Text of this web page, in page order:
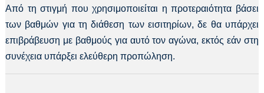
Από τη στιγμή που χρησιμοποιείται η προτεραιότητα βάσει
των βαθμών για τη διάθεση των εισιτηρίων, δε θα υπάρχει
επιβράβευση με βαθμούς για αυτό τον αγώνα, εκτός εάν στη
συνέχεια υπάρξει ελεύθερη προπώληση.